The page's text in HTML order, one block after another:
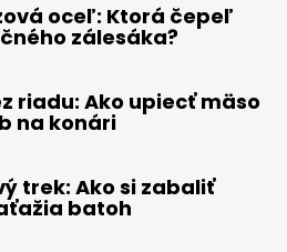
oceľ: Ktorá čepeľ
zálesáka?
riadu: Ako upiecť mäso
na konári
trek: Ako si zabaliť
batoh